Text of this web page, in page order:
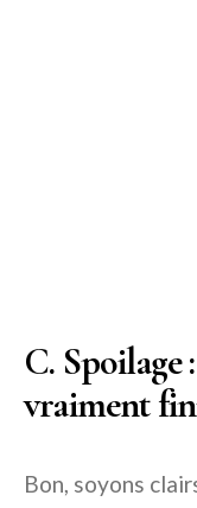
C. Spoilage
vraiment
Bon, soyons